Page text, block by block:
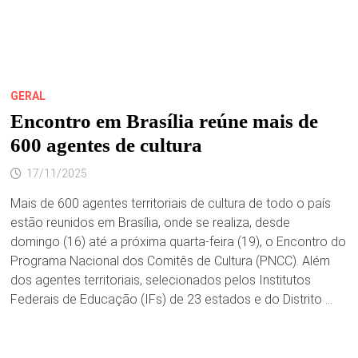
GERAL
Encontro em Brasília reúne mais de
600 agentes de cultura
17/11/2025
Mais de 600 agentes territoriais de cultura de todo o país
estão reunidos em Brasília, onde se realiza, desde
domingo (16) até a próxima quarta-feira (19), o Encontro do
Programa Nacional dos Comitês de Cultura (PNCC). Além
dos agentes territoriais, selecionados pelos Institutos
Federais de Educação (IFs) de 23 estados e do Distrito …